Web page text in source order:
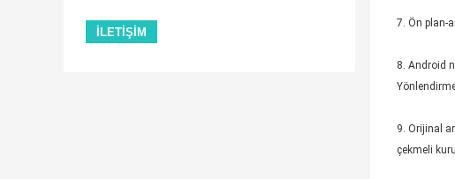
7. Ön plan-
8. Android
9. Orijinal
çekmeli